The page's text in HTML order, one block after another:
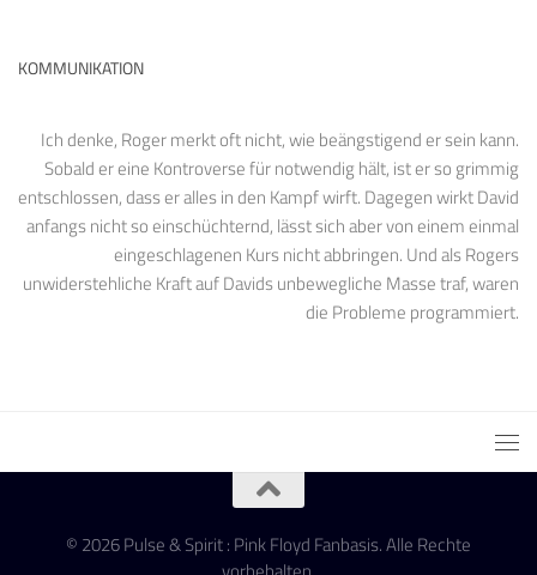
KOMMUNIKATION
Ich denke, Roger merkt oft nicht, wie beängstigend er sein kann.
Sobald er eine Kontroverse für notwendig hält, ist er so grimmig
entschlossen, dass er alles in den Kampf wirft. Dagegen wirkt David
anfangs nicht so einschüchternd, lässt sich aber von einem einmal
eingeschlagenen Kurs nicht abbringen. Und als Rogers
unwiderstehliche Kraft auf Davids unbewegliche Masse traf, waren
die Probleme programmiert.
© 2026 Pulse & Spirit : Pink Floyd Fanbasis. Alle Rechte